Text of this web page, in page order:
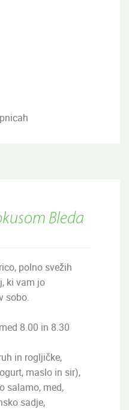
Bleda
polno svežih
ki vam jo
sobo.
med 8.00 in 8.30
in rogljičke,
maslo in sir),
salamo, med,
sadje,